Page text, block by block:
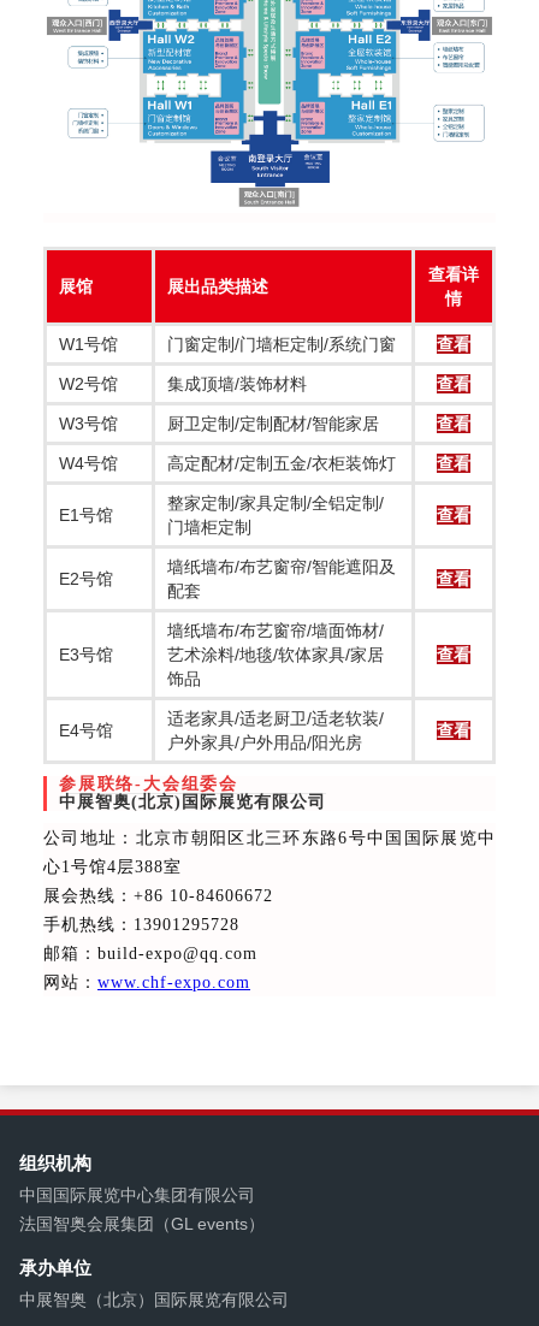
展馆 展出品类描述
查看详
情
W1号馆 门窗定制/门墙柜定制/系统门窗 查看
W2号馆 集成顶墙/装饰材料 查看
W3号馆 厨卫定制/定制配材/智能家居 查看
W4号馆 高定配材/定制五金/衣柜装饰灯 查看
E1号馆
整家定制/家具定制/全铝定制/
门墙柜定制
查看
E2号馆
墙纸墙布/布艺窗帘/智能遮阳及
配套
查看
E3号馆
墙纸墙布/布艺窗帘/墙面饰材/
艺术涂料/地毯/软体家具/家居
饰品
查看
E4号馆
适老家具/适老厨卫/适老软装/
户外家具/户外用品/阳光房
查看
参展联络-大会组委会
中展智奥(北京)国际展览有限公司
公司地址：北京市朝阳区北三环东路6号中国国际展览中
心1号馆4层388室
展会热线 ：+86 10-84606672
手机热线：13901295728
邮箱：build-expo@qq.com
网站： www.chf-expo.com
组织机构
中国国际展览中心集团有限公司
法国智奥会展集团（GL events）
承办单位
中展智奥（北京）国际展览有限公司